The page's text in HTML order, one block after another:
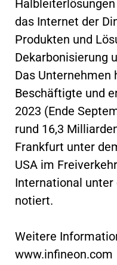
das Internet der
Produkten und
Dekarbonisierung
Das
Beschäftigte und
2023 (Ende
rund 16,3
Frankfurt unter
USA im
International unter
notiert.
Weitere
www.infineon.com